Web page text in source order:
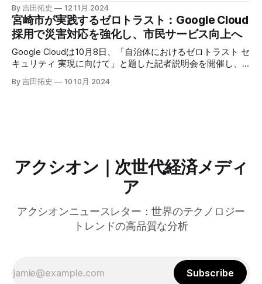
は、類似した質問への応答を再利用し、効率的な処理を可能
にすると説明した。さらに、コンプトンは、エッジコンピュ
ーティングの利点を活かしたパーソナライズや、エッジにお
けるGPUの経済性、セキュリティへの取り組みなど、Fastly
のAI戦略について語った。
By 吉田拓史 12 11月 2024
宮崎市が実践するゼロトラスト：Google Cloud
採用で災害対応を強化し、市民サービス向上へ
Google Cloudは10月8日、「自治体におけるゼロトラスト セ
キュリティ 実現に向けて」と題した記者説明会を開催し、
自治体向けにゼロトラストセキュリティ導入を支援するプロ
グラムを発表した。宮崎市の事例では、Google Workspace
By 吉田拓史 10 10月 2024
アクシオン｜次世代経済メディ
ア
アクシオンニュースレター：世界のテクノロジー
トレンドの高品質な分析
Subscribe